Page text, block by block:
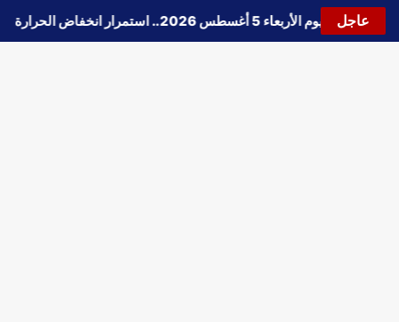
عاجل
حالة الطقس اليوم الأربعاء 5 أغسطس 2026.. استمرار انخفاض الحرارة وتحذيرات من الشبورة واضطراب الملاحة